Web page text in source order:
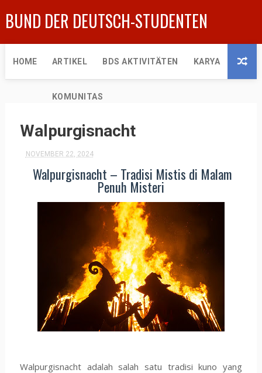
BUND DER DEUTSCH-STUDENTEN
HOME ARTIKEL BDS AKTIVITÄTEN KARYA
KOMUNITAS
Walpurgisnacht
NOVEMBER 22, 2024
Walpurgisnacht – Tradisi Mistis di Malam
Penuh Misteri
Walpurgisnacht adalah salah satu tradisi kuno yang